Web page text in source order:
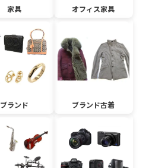
家具 オフィス家具
ブランド ブランド古着